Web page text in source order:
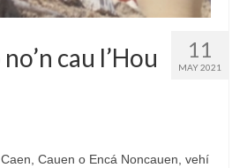
11
MAY 2021
cau l’Hou
Caen, Cauen o Encá Noncauen, vehí